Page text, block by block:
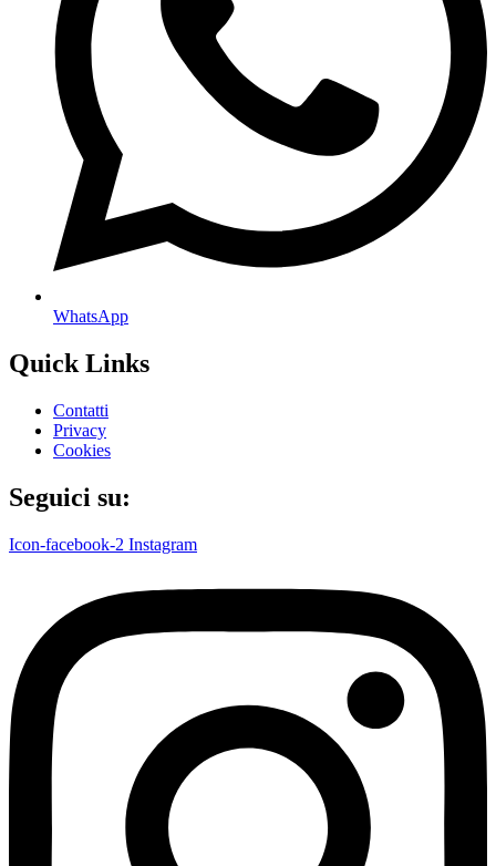
WhatsApp
Quick Links
Contatti
Privacy
Cookies
Seguici su:
Icon-facebook-2 Instagram